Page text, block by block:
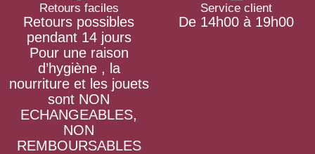
Retours faciles
Retours possibles
pendant 14 jours
Pour une raison
d’hygiène , la
nourriture et les jouets
sont NON
ECHANGEABLES,
NON
REMBOURSABLES
Service client
De 14h00 à 19h00